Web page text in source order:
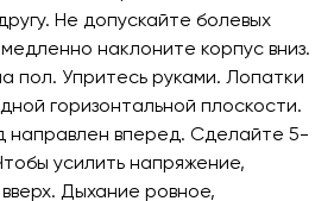
Не допускайте болевых
наклоните корпус вниз.
пол. Упритесь руками. Лопатки
горизонтальной плоскости.
направлен вперед. Сделайте 5-
усилить напряжение,
Дыхание ровное,